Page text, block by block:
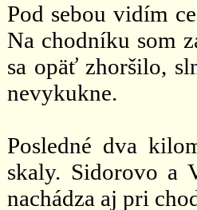
Pod sebou vidím
Na chodníku som
sa opäť zhoršilo,
nevykukne.
Posledné dva
skaly. Sidorovo a
nachádza aj pri